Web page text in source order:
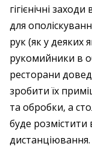
гігієнічні
для
рук (як у деяких
рукомийники в
ресторани
зробити їх
та обробки, а
буде розмістити
дистанціювання.